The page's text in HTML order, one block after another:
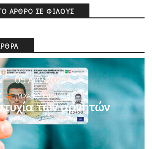
ΆΡΘΡΟ ΣΕ ΦΊΛΟΥΣ
05 Αυγ 2026
ΜΙΧΆΛΗΣ ΚΥΡΙΑΚΊΔΗΣ
των αρνητών